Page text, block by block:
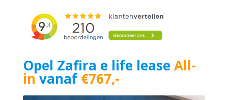
Opel Zafira e life lease All-
invanaf€767,-